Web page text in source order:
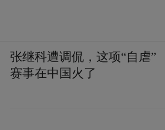
张继科遭调侃，这项“自虐”
赛事在中国火了